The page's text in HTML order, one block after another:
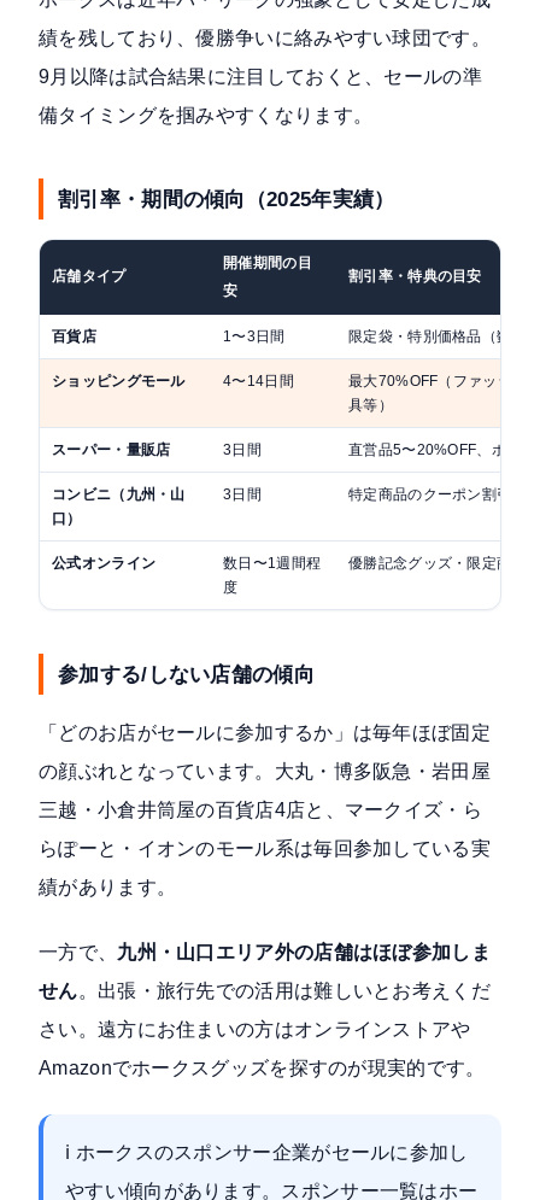
績を残しており、優勝争いに絡みやすい球団です。
9月以降は試合結果に注目しておくと、セールの準
備タイミングを掴みやすくなります。
割引率・期間の傾向（2025年実績）
店舗タイプ
開催期間の目
安
割引率・特典の目安
百貨店 1〜3日間 限定袋・特別価格品（数量
ショッピングモール 4〜14日間
最大70%OFF（ファッショ
具等）
スーパー・量販店 3日間 直営品5〜20%OFF、ポイン
コンビニ（九州・山
口）
3日間 特定商品のクーポン割引
公式オンライン
数日〜1週間程
度
優勝記念グッズ・限定商品
参加する/しない店舗の傾向
「どのお店がセールに参加するか」は毎年ほぼ固定
の顔ぶれとなっています。大丸・博多阪急・岩田屋
三越・小倉井筒屋の百貨店4店と、マークイズ・ら
らぽーと・イオンのモール系は毎回参加している実
績があります。
一方で、 九州・山口エリア外の店舗はほぼ参加しま
せん。出張・旅行先での活用は難しいとお考えくだ
さい。遠方にお住まいの方はオンラインストアや
Amazonでホークスグッズを探すのが現実的です。
ℹ️ ホークスのスポンサー企業がセールに参加し
やすい傾向があります。スポンサー一覧はホー